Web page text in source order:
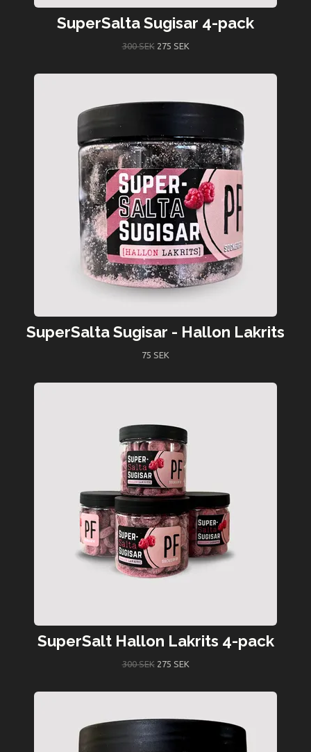
SuperSalta Sugisar 4-pack
300 SEK 275 SEK
SuperSalta Sugisar - Hallon Lakrits
75 SEK
SuperSalt Hallon Lakrits 4-pack
300 SEK 275 SEK